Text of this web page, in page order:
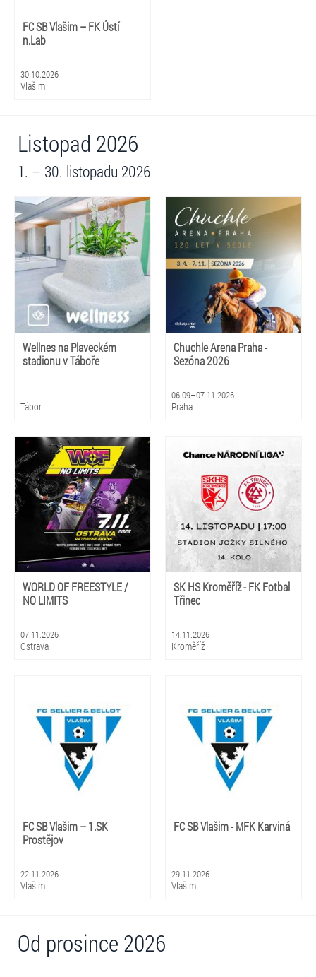
FC SB Vlašim – FK Ústí
n.Lab
30.10.2026
Vlašim
Listopad 2026
1. – 30. listopadu 2026
Wellnes na Plaveckém
stadionu v Táboře
Tábor
Chuchle Arena Praha -
Sezóna 2026
06.09–07.11.2026
Praha
WORLD OF FREESTYLE /
NO LIMITS
07.11.2026
Ostrava
SK HS Kroměříž - FK Fotbal
Třinec
14.11.2026
Kroměříž
FC SB Vlašim – 1.SK
Prostějov
22.11.2026
Vlašim
FC SB Vlašim - MFK Karviná
29.11.2026
Vlašim
Od prosince 2026